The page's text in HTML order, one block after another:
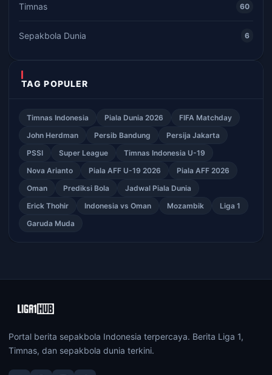
Timnas 60
Sepakbola Dunia 6
TAG POPULER
Timnas Indonesia Piala Dunia 2026
FIFA Matchday
John Herdman
Persib Bandung
Persija Jakarta
PSSI
Super League
Timnas Indonesia U-19
Nova Arianto
Piala AFF U-19 2026
Piala AFF 2026
Oman
Prediksi Bola
Jadwal Piala Dunia
Erick Thohir
Indonesia vs Oman Mozambik
Liga 1
Garuda Muda
Portal berita sepakbola Indonesia terpercaya. Berita Liga 1,
Timnas, dan sepakbola dunia terkini.